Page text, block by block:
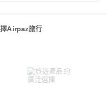
Airpaz旅行